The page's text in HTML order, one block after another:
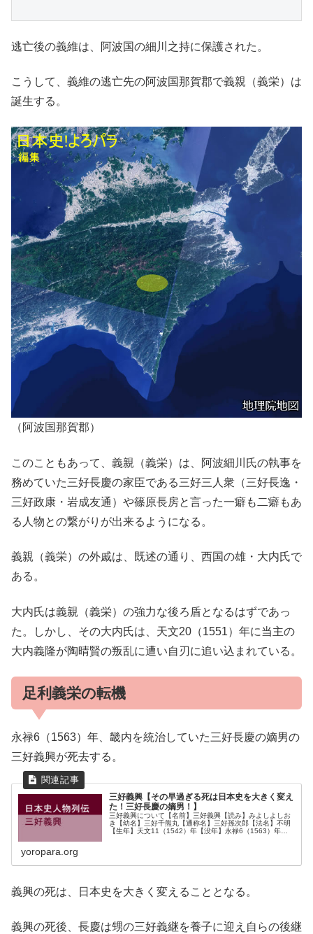
逃亡後の義維は、阿波国の細川之持に保護された。
こうして、義維の逃亡先の阿波国那賀郡で義親（義栄）は
誕生する。
（阿波国那賀郡）
このこともあって、義親（義栄）は、阿波細川氏の執事を
務めていた三好長慶の家臣である三好三人衆（三好長逸・
三好政康・岩成友通）や篠原長房と言った一癖も二癖もあ
る人物との繋がりが出来るようになる。
義親（義栄）の外戚は、既述の通り、西国の雄・大内氏で
ある。
大内氏は義親（義栄）の強力な後ろ盾となるはずであっ
た。しかし、その大内氏は、天文20（1551）年に当主の
大内義隆が陶晴賢の叛乱に遭い自刃に追い込まれている。
足利義栄の転機
永禄6（1563）年、畿内を統治していた三好長慶の嫡男の
三好義興が死去する。
三好義興【その早過ぎる死は日本史を大きく変え
た！三好長慶の嫡男！】
三好義興について【名前】三好義興【読み】みよしよしお
き【幼名】三好千熊丸【通称名】三好孫次郎【法名】不明
【生年】天文11（1542）年【没年】永禄6（1563）年
yoropara.org
義興の死は、日本史を大きく変えることとなる。
義興の死後、長慶は甥の三好義継を養子に迎え自らの後継